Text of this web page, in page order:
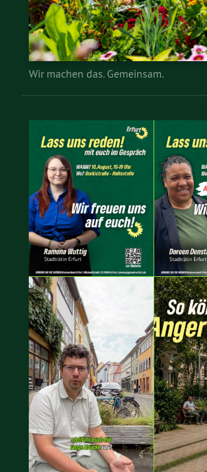
Wir machen das. Gemeinsam.